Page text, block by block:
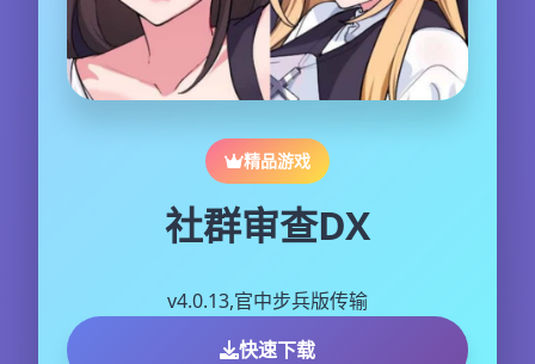
精品游戏
社群审查DX
v4.0.13,官中步兵版传输
快速下载